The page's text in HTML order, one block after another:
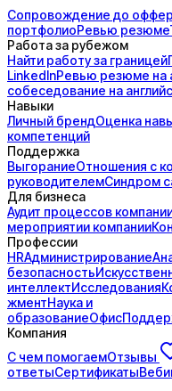
Сопровождение до
портфолиоРевью резюме
Работа за рубежом
Найти работу за границей
LinkedInРевью резюме на
собеседование на
Навыки
Личный брендОценка
компетенций
Поддержка
ВыгораниеОтношения с
руководителемСиндром
Для бизнеса
Аудит процессов
мероприятии компании
Профессии
HRАдминистрирование
безопасность
интеллектИсследования
жментНаука и
образованиеОфис
Компания
С чем помогаемОтзывы
ответыСертификаты